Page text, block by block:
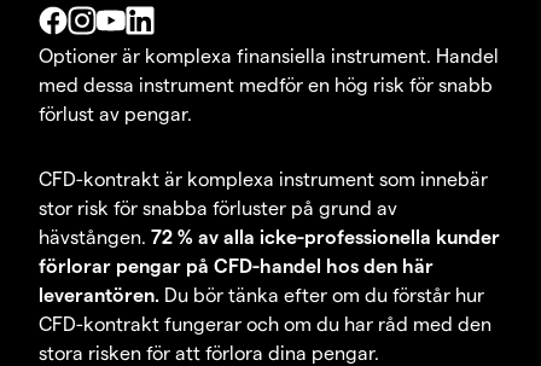
Optioner är komplexa finansiella instrument. Handel
med dessa instrument medför en hög risk för snabb
förlust av pengar.
CFD-kontrakt är komplexa instrument som innebär
stor risk för snabba förluster på grund av
hävstången. 72 % av alla icke-professionella kunder
förlorar pengar på CFD-handel hos den här
leverantören. Du bör tänka efter om du förstår hur
CFD-kontrakt fungerar och om du har råd med den
stora risken för att förlora dina pengar.